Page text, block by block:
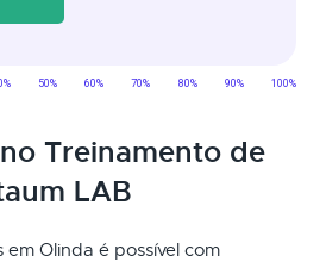
Treinamento de
LAB
em Olinda é possível com